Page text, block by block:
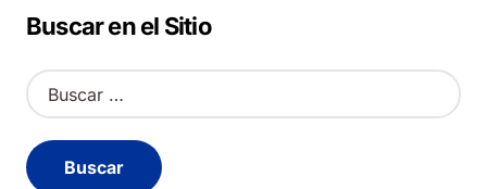
Alternative:
Buscar en el Sitio
B
u
c
a